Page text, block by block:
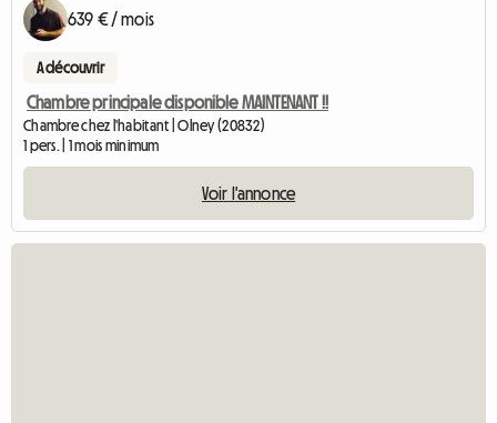
639 € / mois
A découvrir
Chambre principale disponible MAINTENANT !!
Chambre chez l'habitant | Olney (20832)
1 pers. | 1 mois minimum
Voir l'annonce